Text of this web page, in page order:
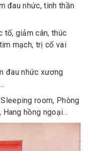
đau nhức, tinh thần
tố, giảm cân, thúc
mạch, trị cổ vai
đau nhức xương
room, Phòng
Hang hồng ngoại…